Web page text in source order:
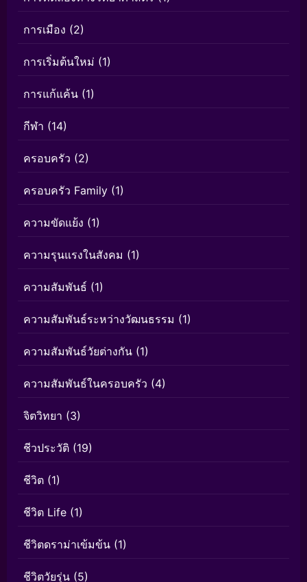
การเมือง (2)
การเริ่มต้นใหม่ (1)
การแก้แค้น (1)
กีฬา (14)
ครอบครัว (2)
ครอบครัว Family (1)
ความขัดแย้ง (1)
ความรุนแรงในสังคม (1)
ความสัมพันธ์ (1)
ความสัมพันธ์ระหว่างวัฒนธรรม (1)
ความสัมพันธ์วัยต่างกัน (1)
ความสัมพันธ์ในครอบครัว (4)
จิตวิทยา (3)
ชีวประวัติ (19)
ชีวิต (1)
ชีวิต Life (1)
ชีวิตดราม่าเข้มข้น (1)
ชีวิตวัยรุ่น (5)